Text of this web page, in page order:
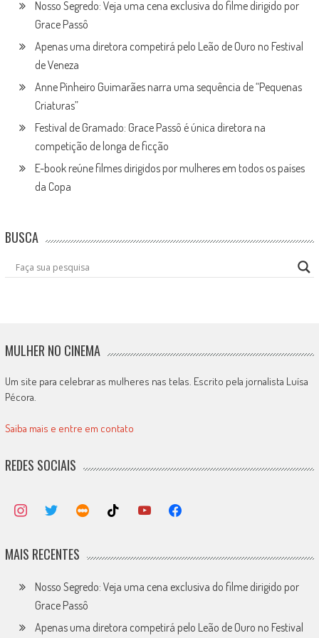
Nosso Segredo: Veja uma cena exclusiva do filme dirigido por
Grace Passô
Apenas uma diretora competirá pelo Leão de Ouro no Festival
de Veneza
Anne Pinheiro Guimarães narra uma sequência de “Pequenas
Criaturas”
Festival de Gramado: Grace Passô é única diretora na
competição de longa de ficção
E-book reúne filmes dirigidos por mulheres em todos os países
da Copa
BUSCA
MULHER NO CINEMA
Um site para celebrar as mulheres nas telas. Escrito pela jornalista Luísa
Pécora.
Saiba mais e entre em contato
REDES SOCIAIS
MAIS RECENTES
Nosso Segredo: Veja uma cena exclusiva do filme dirigido por
Grace Passô
Apenas uma diretora competirá pelo Leão de Ouro no Festival